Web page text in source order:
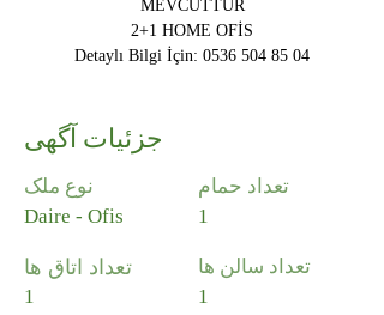
MEVCUTTUR
2+1 HOME OFİS
Detaylı Bilgi İçin: 0536 504 85 04
جزئیات آگهی
نوع ملک
Daire - Ofis
تعداد اتاق ها
1
تعداد حمام
1
تعداد سالن ها
1